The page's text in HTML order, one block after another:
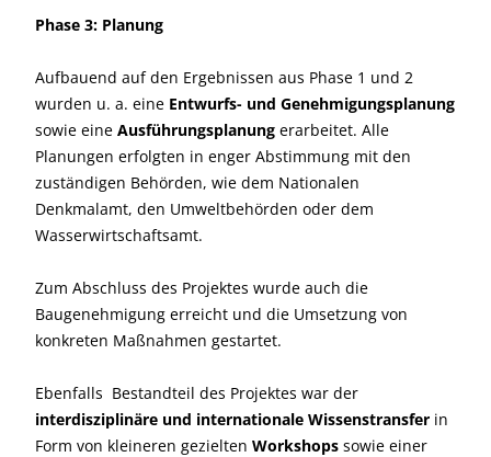
Phase 3: Planung
Aufbauend auf den Ergebnissen aus Phase 1 und 2
wurden u. a. eine Entwurfs- und Genehmigungsplanung
sowie eine Ausführungsplanung erarbeitet. Alle
Planungen erfolgten in enger Abstimmung mit den
zuständigen Behörden, wie dem Nationalen
Denkmalamt, den Umweltbehörden oder dem
Wasserwirtschaftsamt.
Zum Abschluss des Projektes wurde auch die
Baugenehmigung erreicht und die Umsetzung von
konkreten Maßnahmen gestartet.
Ebenfalls Bestandteil des Projektes war der
interdisziplinäre und internationale Wissenstransfer in
Form von kleineren gezielten Workshops sowie einer